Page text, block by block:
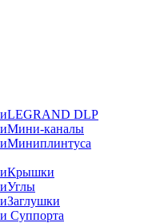
LEGRAND DLP
Мини-каналы
Миниплинтуса
Крышки
Углы
Заглушки
Суппорта